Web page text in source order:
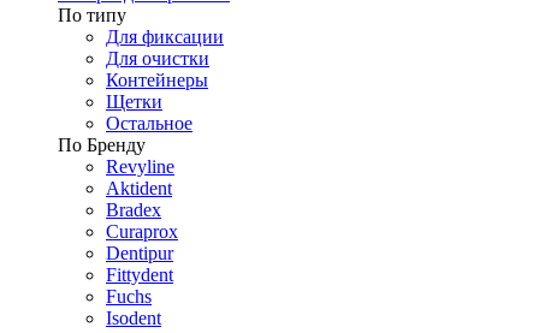
По типу
Для фиксации
Для очистки
Контейнеры
Щетки
Остальное
По Бренду
Revyline
Aktident
Bradex
Curaprox
Dentipur
Fittydent
Fuchs
Isodent